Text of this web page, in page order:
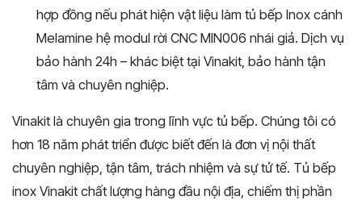
hợp đồng nếu phát hiện vật liệu làm tủ bếp Inox cánh
Melamine hệ modul rời CNC MIN006 nhái giả. Dịch vụ
bảo hành 24h – khác biệt tại Vinakit, bảo hành tận
tâm và chuyên nghiệp.
Vinakit là chuyên gia trong lĩnh vực tủ bếp. Chúng tôi có
hơn 18 năm phát triển được biết đến là đơn vị nội thất
chuyên nghiệp, tận tâm, trách nhiệm và sự tử tế. Tủ bếp
inox Vinakit chất lượng hàng đầu nội địa, chiếm thị phần